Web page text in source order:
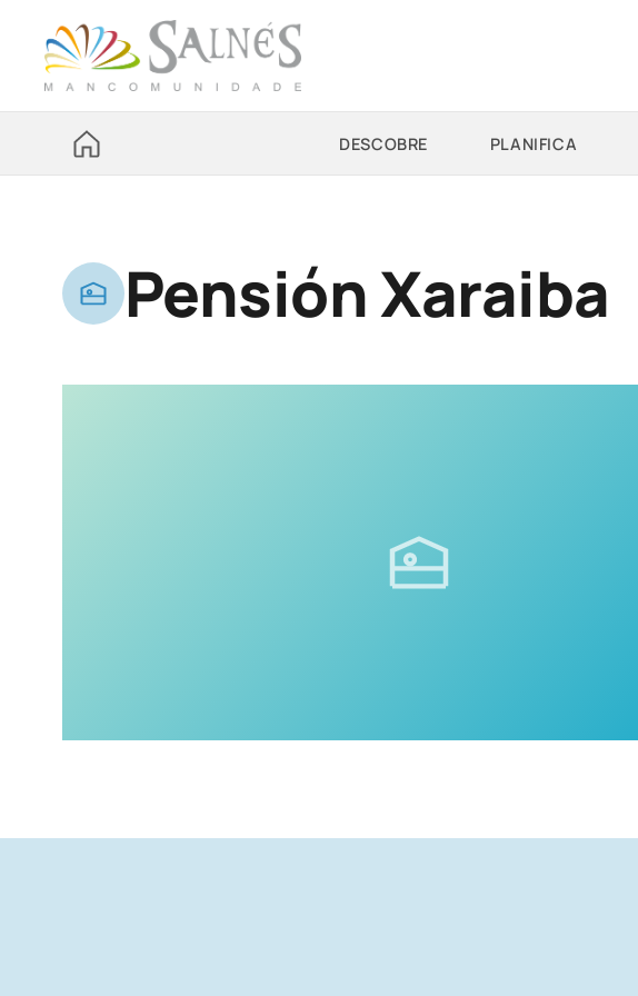
DESCOBRE PLANIFICA
Pensión Xaraiba